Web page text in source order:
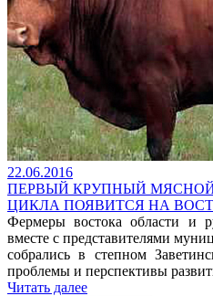
22.06.2016
ПЕРВЫЙ КРУПНЫЙ
ЦИКЛА ПОЯВИТСЯ НА
Фермеры востока области и
вместе с представителями
собрались в степном
проблемы и перспективы
Читать далее